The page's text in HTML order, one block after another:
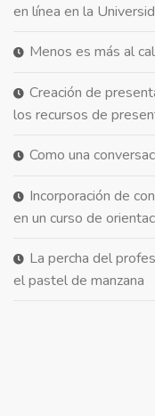
en línea en la
Menos es más al
Creación de
los recursos de
Como una
Incorporación de
en un curso de
La percha del
el pastel de manzana